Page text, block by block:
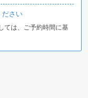
ださい
ては、ご予約時間に基